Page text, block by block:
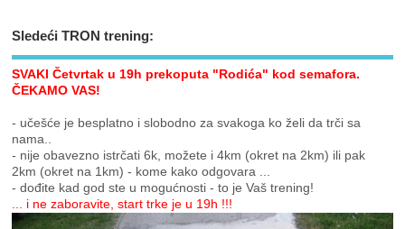
Sledeći TRON trening:
SVAKI Četvrtak u 19h prekoputa "Rodića" kod semafora.
ČEKAMO VAS!
- učešće je besplatno i slobodno za svakoga ko želi da trči sa
nama..
- nije obavezno istrčati 6k, možete i 4km (okret na 2km) ili pak
2km (okret na 1km) - kome kako odgovara ...
- dođite kad god ste u mogućnosti - to je Vaš trening!
... i ne zaboravite, start trke je u 19h !!!